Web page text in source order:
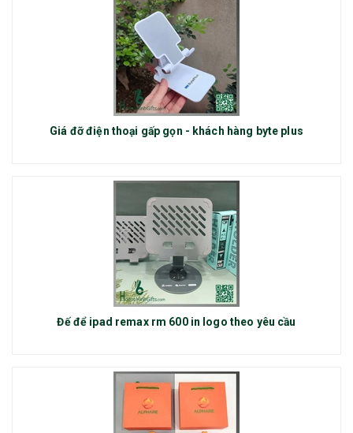
Giá đỡ điện thoại gấp gọn - khách hàng byte plus
Đế để ipad remax rm 600 in logo theo yêu cầu